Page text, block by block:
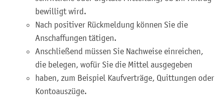
bewilligt wird.
Nach positiver Rückmeldung können Sie die
Anschaffungen tätigen.
Anschließend müssen Sie Nachweise einreichen,
die belegen, wofür Sie die Mittel ausgegeben
haben, zum Beispiel Kaufverträge, Quittungen oder
Kontoauszüge.